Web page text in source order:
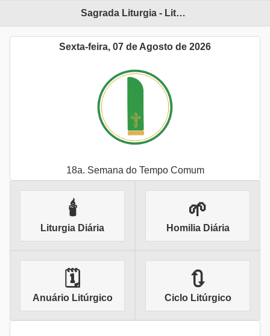
Sagrada Liturgia - Liturgia Diária
Sexta-feira, 07 de Agosto de 2026
18a. Semana do Tempo Comum
🕯
Liturgia Diária
🌱
Homilia Diária
🗓
Anuário Litúrgico
🔃
Ciclo Litúrgico